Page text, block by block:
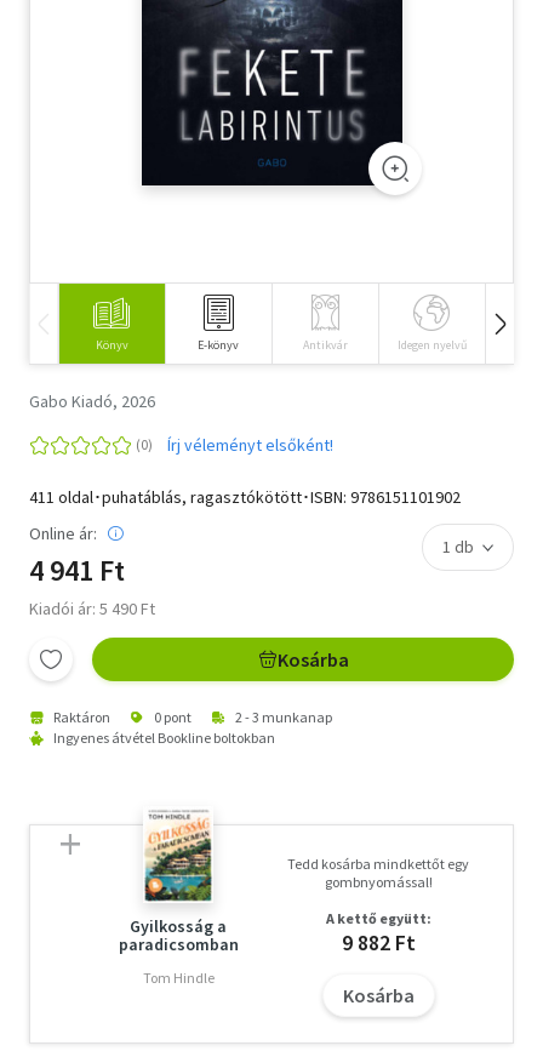
Tankönyv, segédkönyv
Társadalomtudomány
Könyv E-könyv Antikvár Idegen nyelvű
Gabo Kiadó, 2026
Írj véleményt elsőként!
411 oldal･puhatáblás, ragasztókötött･ISBN: 9786151101902
Online ár:
4 941 Ft
Kiadói ár: 5 490 Ft
Kosárba
Raktáron 0 pont
2 - 3 munkanap
Ingyenes átvétel Bookline boltokban
Gyilkosság a
paradicsomban
Tom Hindle
Tedd kosárba mindkettőt egy
gombnyomással!
A kettő együtt:
9 882 Ft
Kosárba